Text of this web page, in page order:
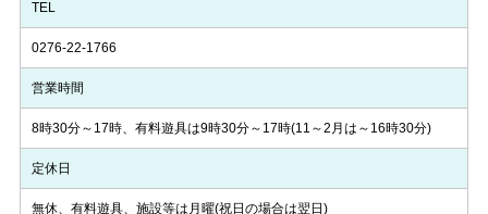
TEL
0276-22-1766
営業時間
8時30分～17時、有料遊具は9時30分～17時(11～2月は～16時30分)
定休日
無休、有料遊具、施設等は月曜(祝日の場合は翌日)